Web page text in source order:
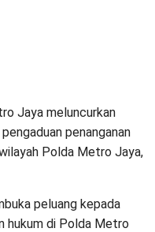
Jaya meluncurkan
penanganan
Polda Metro Jaya,
peluang kepada
hukum di Polda Metro